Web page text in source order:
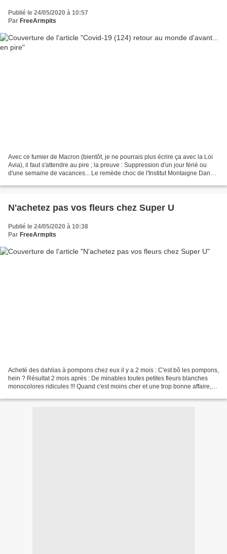
Publié le 24/05/2020 à 10:57
Par FreeArmpits
Avec ce fumier de Macron (bientôt, je ne pourrais plus écrire ça avec la Loi
Avia), il faut s'attendre au pire ; la preuve : Suppression d'un jour férié ou
d'une semaine de vacances... Le remède choc de l'Institut Montaigne Dans
N'achetez pas vos fleurs chez Super U
Publié le 24/05/2020 à 10:38
Par FreeArmpits
Acheté des dahlias à pompons chez eux il y a 2 mois : C'est bô les pompons,
hein ? Résultat 2 mois après : De minables toutes petites fleurs blanches
monocolores ridicules !!! Quand c'est moins cher et une trop bonne affaire,